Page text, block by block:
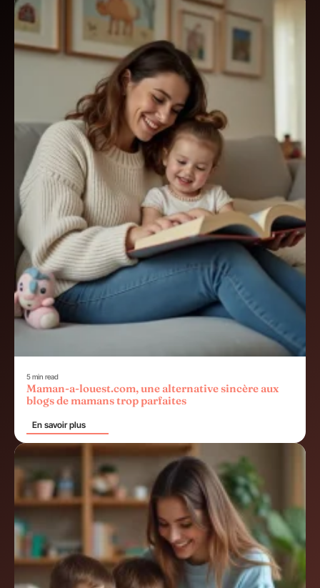
5 min read
Maman-a-louest.com, une alternative sincère aux
blogs de mamans trop parfaites
En savoir plus